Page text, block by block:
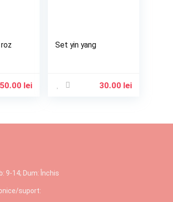
50.00 lei
Set yin yang
30.00 lei
9-14; Dum: Închis
suport: